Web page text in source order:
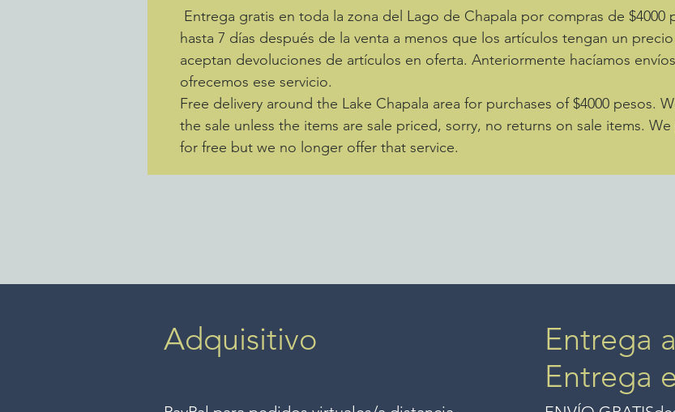
Entrega gratis en toda la zona del Lago de Chapala por compras de $4000
hasta 7 días después de la venta a menos que los artículos tengan un
aceptan devoluciones de artículos en oferta. Anteriormente hacíamos
ofrecemos ese servicio.
Free delivery around the Lake Chapala area for purchases of $4000 pesos.
the sale unless the items are sale priced, sorry, no returns on sale items.
for free but we no longer offer that service.
Adquisitivo
Entrega
Entrega